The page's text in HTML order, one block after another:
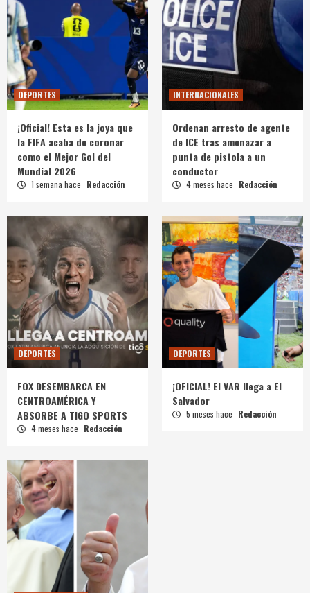
DEPORTES
¡Oficial! Esta es la joya que
la FIFA acaba de coronar
como el Mejor Gol del
Mundial 2026
1 semana hace Redacción
INTERNACIONALES
Ordenan arresto de agente
de ICE tras amenazar a
punta de pistola a un
conductor
4 meses hace Redacción
DEPORTES
FOX DESEMBARCA EN
CENTROAMÉRICA Y
ABSORBE A TIGO SPORTS
4 meses hace Redacción
DEPORTES
¡OFICIAL! El VAR llega a El
Salvador
5 meses hace Redacción